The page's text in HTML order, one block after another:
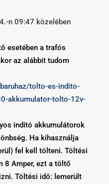
n 09:47 közelében
esetében a trafós
az alábbit tudom
tolto-es-indito-
akkumulator-tolto-12v-
indító akkumulátorok
Ha kihasználja
fel kell tölteni. Töltési
8 Amper, ezt a töltő
Töltési idő: lemerült